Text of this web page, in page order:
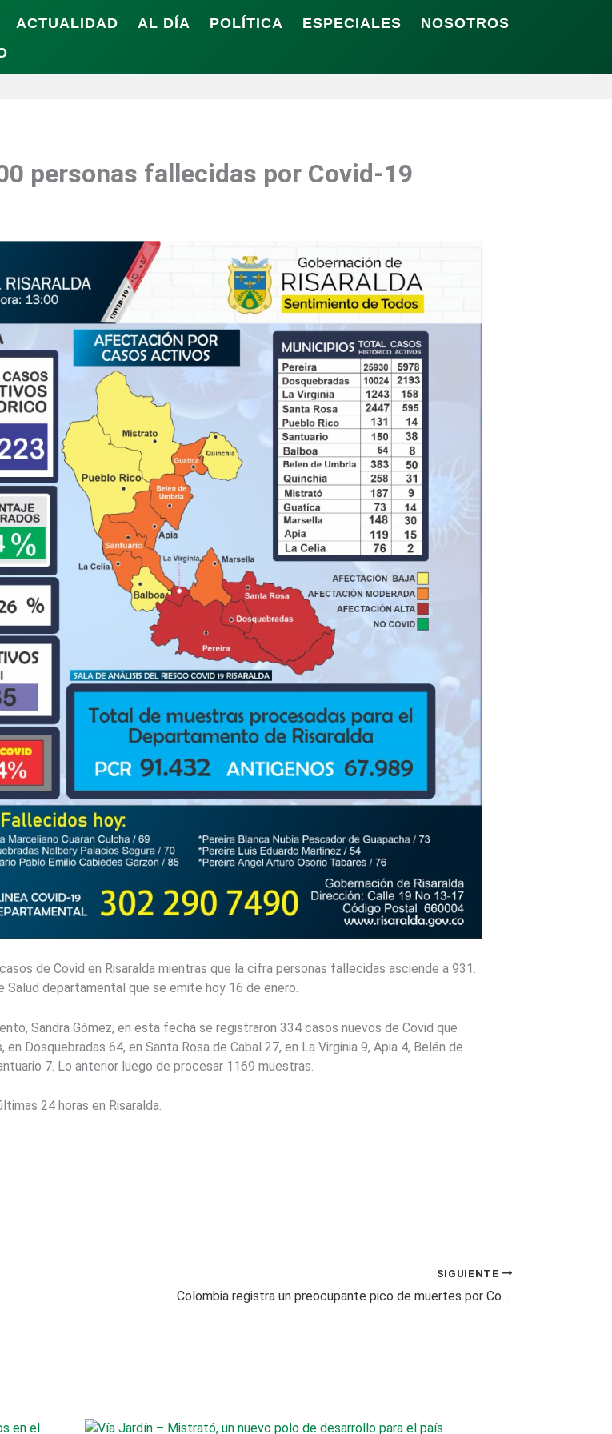
ACTUALIDAD AL DÍA POLÍTICA ESPECIALES
NOSOTROS
personas fallecidas por Covid-19
de Covid en Risaralda mientras que la cifra personas fallecidas asciende a 931.
departamental que se emite hoy 16 de enero.
Sandra Gómez, en esta fecha se registraron 334 casos nuevos de Covid que
Dosquebradas 64, en Santa Rosa de Cabal 27, en La Virginia 9, Apia 4, Belén de
7. Lo anterior luego de procesar 1169 muestras.
24 horas en Risaralda.
SIGUIENTE
Colombia registra un preocupante pico de muertes por Covid-19,